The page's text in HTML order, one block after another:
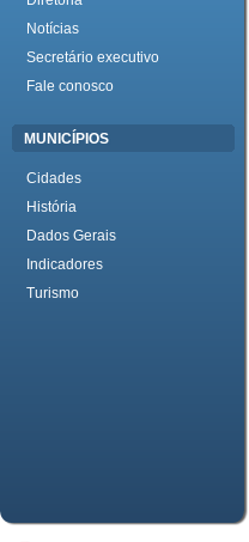
Notícias
Secretário executivo
Fale conosco
MUNICÍPIOS
Cidades
História
Dados Gerais
Indicadores
Turismo